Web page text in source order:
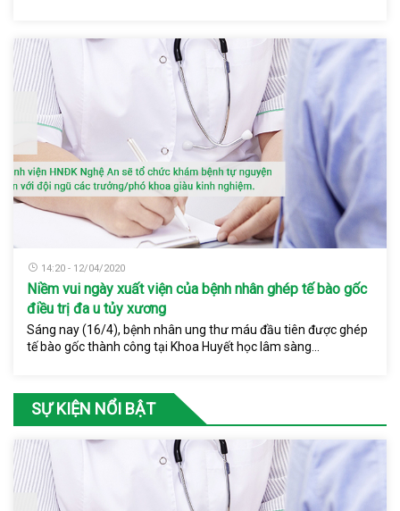
14:20 - 12/04/2020
Niềm vui ngày xuất viện của bệnh nhân ghép tế bào gốc
điều trị đa u tủy xương
Sáng nay (16/4), bệnh nhân ung thư máu đầu tiên được ghép
tế bào gốc thành công tại Khoa Huyết học lâm sàng...
SỰ KIỆN NỔI BẬT